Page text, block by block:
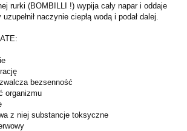
rurki (BOMBILLI !) wypija cały napar i oddaje
naczynie ciepłą wodą i podał dalej.
bezsenność
organizmu
z niej substancje toksyczne